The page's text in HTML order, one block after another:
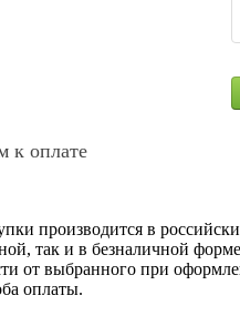
к оплате
производится в
так и в безналичной
от выбранного при
оплаты.